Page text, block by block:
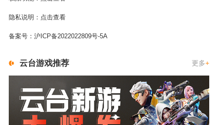
隐私说明： 点击查看
备案号： 沪ICP备2022022809号-5A
云台游戏推荐 更多+